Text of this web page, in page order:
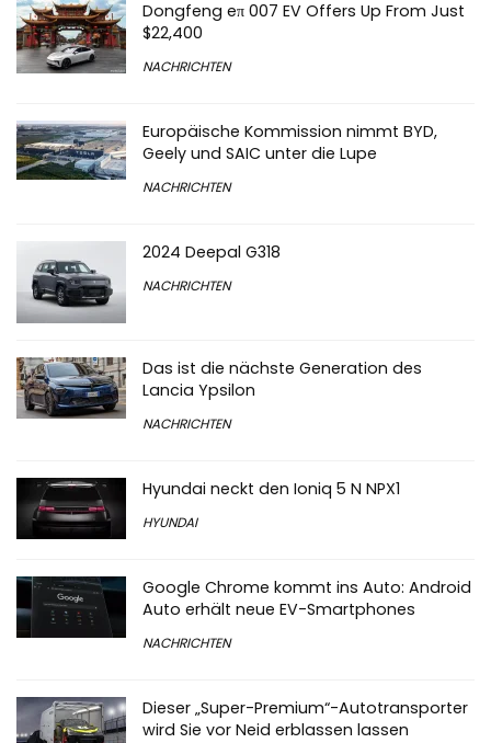
Dongfeng eπ 007 EV Offers Up From Just
$22,400
NACHRICHTEN
Europäische Kommission nimmt BYD,
Geely und SAIC unter die Lupe
NACHRICHTEN
2024 Deepal G318
NACHRICHTEN
Das ist die nächste Generation des
Lancia Ypsilon
NACHRICHTEN
Hyundai neckt den Ioniq 5 N NPX1
HYUNDAI
Google Chrome kommt ins Auto: Android
Auto erhält neue EV-Smartphones
NACHRICHTEN
Dieser „Super-Premium“-Autotransporter
wird Sie vor Neid erblassen lassen